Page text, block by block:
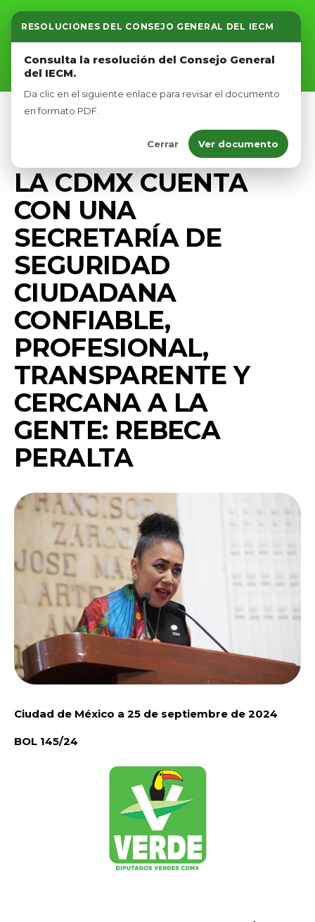
RESOLUCIONES DEL CONSEJO GENERAL DEL IECM
Consulta la resolución del Consejo General
del IECM.
Da clic en el siguiente enlace para revisar el documento
en formato PDF.
Cerrar Ver documento
Inicio
Nosotros
Afíliate
PRENSA
LA CDMX CUENTA
CON UNA
SECRETARÍA DE
SEGURIDAD
CIUDADANA
CONFIABLE,
PROFESIONAL,
TRANSPARENTE Y
CERCANA A LA
GENTE: REBECA
PERALTA
Ciudad de México a 25 de septiembre de 2024
BOL 145/24